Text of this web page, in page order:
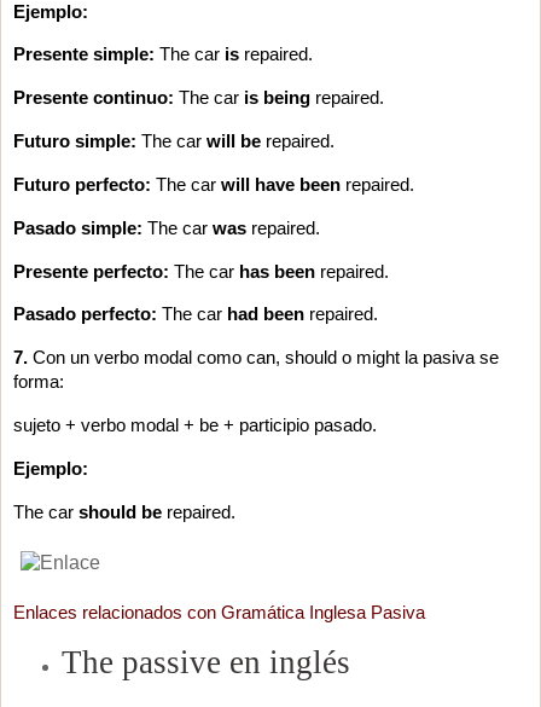
Ejemplo:
Presente simple:The car is repaired.
Presente continuo: The car is being repaired.
Futuro simple: The carwill be repaired.
Futuro perfecto: The carwill have been repaired.
Pasado simple: The carwas repaired.
Presente perfecto: The car has been repaired.
Pasado perfecto: The car had been repaired.
7. Con un verbo modal como can, should o might la pasiva se
forma:
sujeto + verbo modal + be + participio pasado.
Ejemplo:
The carshould be repaired.
Enlaces relacionados con Gramática Inglesa Pasiva
The passive en inglés